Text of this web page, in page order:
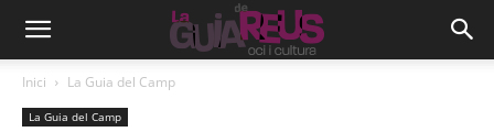
Inici La Guia del Camp
La Guia del Camp